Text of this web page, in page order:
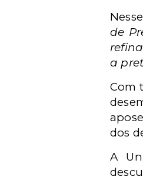
de
a
Com
dos
A